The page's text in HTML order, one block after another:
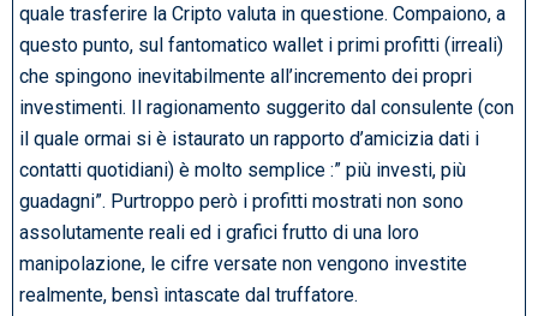
quale trasferire la Cripto valuta in questione. Compaiono, a
questo punto, sul fantomatico wallet i primi profitti (irreali)
che spingono inevitabilmente all’incremento dei propri
investimenti. Il ragionamento suggerito dal consulente (con
il quale ormai si è istaurato un rapporto d’amicizia dati i
contatti quotidiani) è molto semplice :” più investi, più
guadagni”. Purtroppo però i profitti mostrati non sono
assolutamente reali ed i grafici frutto di una loro
manipolazione, le cifre versate non vengono investite
realmente, bensì intascate dal truffatore.